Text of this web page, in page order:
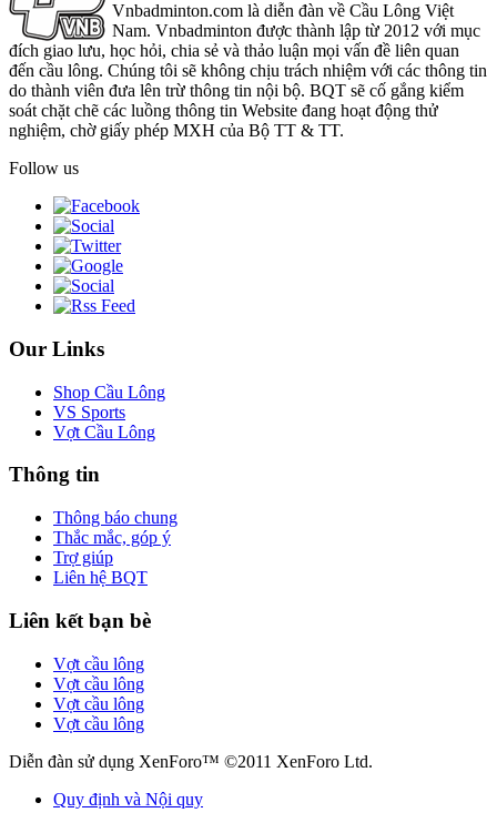
Vnbadminton.com là diễn đàn về Cầu Lông Việt
Nam. Vnbadminton được thành lập từ 2012 với mục
đích giao lưu, học hỏi, chia sẻ và thảo luận mọi vấn đề liên quan
đến cầu lông. Chúng tôi sẽ không chịu trách nhiệm với các thông tin
do thành viên đưa lên trừ thông tin nội bộ. BQT sẽ cố gắng kiểm
soát chặt chẽ các luồng thông tin Website đang hoạt động thử
nghiệm, chờ giấy phép MXH của Bộ TT & TT.
Follow us
Our Links
Shop Cầu Lông
VS Sports
Vợt Cầu Lông
Thông tin
Thông báo chung
Thắc mắc, góp ý
Trợ giúp
Liên hệ BQT
Liên kết bạn bè
Vợt cầu lông
Vợt cầu lông
Vợt cầu lông
Vợt cầu lông
Diễn đàn sử dụng XenForo™ ©2011 XenForo Ltd.
Quy định và Nội quy